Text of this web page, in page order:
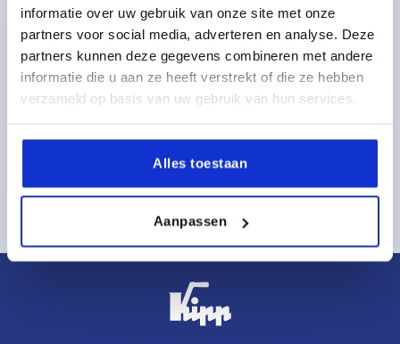
informatie over uw gebruik van onze site met onze
partners voor social media, adverteren en analyse. Deze
partners kunnen deze gegevens combineren met andere
informatie die u aan ze heeft verstrekt of die ze hebben
verzameld op basis van uw gebruik van hun services.
Alles toestaan
Aanpassen
Jorgen Hendriks
+31 65 189 97 79
joergen.hendriks@kippcom.nl
niek.deboer@kippcom.nl